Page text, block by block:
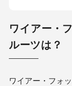
ワイアー・
ルーツは？
ワイアー・フォ